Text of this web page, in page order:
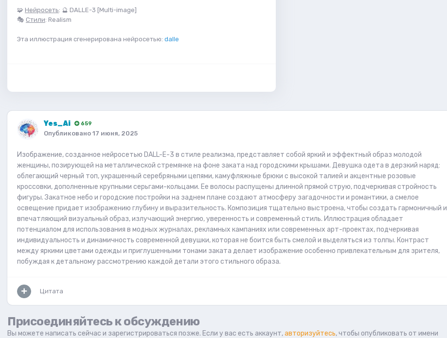
🧩 Нейросеть: 🔮 DALLE-3 [Multi-image]
🎭 Стили: Realism
Эта иллюстрация сгенерирована нейросетью: dalle
Yes_Ai 659
Опубликовано 17 июня, 2025
Изображение, созданное нейросетью DALL-E-3 в стиле реализма, представляет собой яркий и эффектный образ молодой
женщины, позирующей на металлической стремянке на фоне заката над городскими крышами. Девушка одета в дерзкий наряд:
облегающий черный топ, украшенный серебряными цепями, камуфляжные брюки с высокой талией и акцентные розовые
кроссовки, дополненные крупными серьгами-кольцами. Ее волосы распущены длинной прямой струю, подчеркивая стройность
фигуры. Закатное небо и городские постройки на заднем плане создают атмосферу загадочности и романтики, а смелое
освещение придает изображению глубину и выразительность. Композиция тщательно выстроена, чтобы создать гармоничный и
впечатляющий визуальный образ, излучающий энергию, уверенность и современный стиль. Иллюстрация обладает
потенциалом для использования в модных журналах, рекламных кампаниях или современных арт-проектах, подчеркивая
индивидуальность и динамичность современной девушки, которая не боится быть смелой и выделяться из толпы. Контраст
между яркими цветами одежды и приглушенными тонами заката делает изображение особенно привлекательным для зрителя,
побуждая к детальному рассмотрению каждой детали этого стильного образа.
Цитата
Присоединяйтесь к обсуждению
Вы можете написать сейчас и зарегистрироваться позже. Если у вас есть аккаунт,авторизуйтесь, чтобы опубликовать от имени